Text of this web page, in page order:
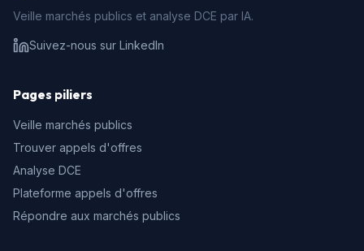
Veille marchés publics et analyse DCE par IA.
Suivez-nous sur LinkedIn
Pages piliers
Veille marchés publics
Trouver appels d'offres
Analyse DCE
Plateforme appels d'offres
Répondre aux marchés publics